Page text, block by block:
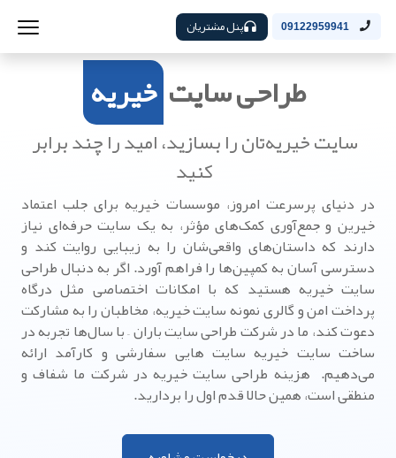
09122959941 پنل مشتریان
طراحی سایت خیریه
سایت خیریه‌تان را بسازید، امید را چند برابر
کنید
در دنیای پرسرعت امروز، موسسات خیریه برای جلب اعتماد
خیرین و جمع‌آوری کمک‌های مؤثر، به یک سایت حرفه‌ای نیاز
دارند که داستان‌های واقعی‌شان را به زیبایی روایت کند و
دسترسی آسان به کمپین‌ها را فراهم آورد. اگر به دنبال طراحی
سایت خیریه هستید که با امکانات اختصاصی مثل درگاه
پرداخت امن و گالری نمونه سایت خیریه، مخاطبان را به مشارکت
دعوت کند، ما در شرکت طراحی سایت باران – با سال‌ها تجربه در
ساخت سایت خیریه سایت هایی سفارشی و کارآمد ارائه
می‌دهیم. هزینه طراحی سایت خیریه در شرکت ما شفاف و
منطقی است، همین حالا قدم اول را بردارید.